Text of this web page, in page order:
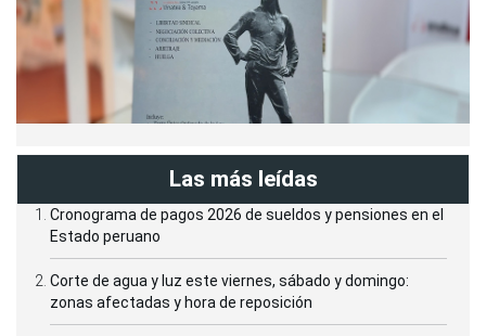
Las más leídas
Cronograma de pagos 2026 de sueldos y pensiones en el
Estado peruano
Corte de agua y luz este viernes, sábado y domingo:
zonas afectadas y hora de reposición